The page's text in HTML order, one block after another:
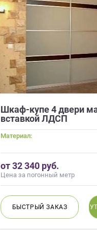
Шкаф-купе 4 двери
вставкой ЛДСП
Материал:
от 32 340 руб.
Цена за погонный метр
БЫСТРЫЙЗАКАЗ